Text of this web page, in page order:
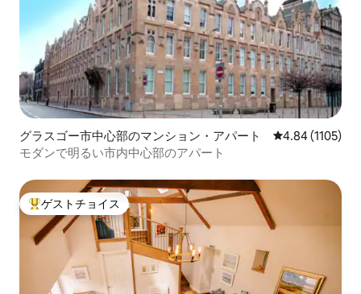
グラスゴー市中心部のマンション・アパート レビュー1105
4.84 (1105)
モダンで明るい市内中心部のアパート
大好評のゲストチョイスです。
ゲストチョイス